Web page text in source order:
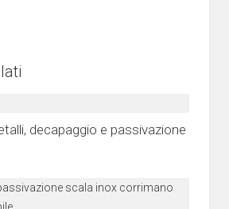
decapaggio e passivazione